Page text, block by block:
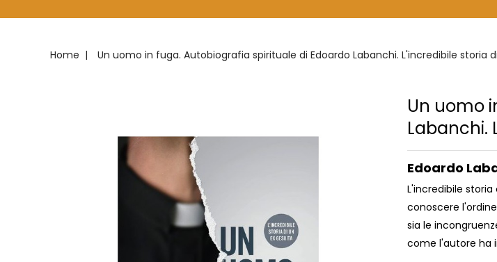
Home Un uomo in fuga. Autobiografia spirituale di Edoardo Labanchi. L'incredibile storia
Un uomo
Labanchi.
Edoardo
L'incredibile
conoscere
sia le
come l'autore ha